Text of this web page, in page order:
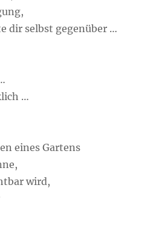
dir selbst gegenüber …
…
eines Gartens
wird,